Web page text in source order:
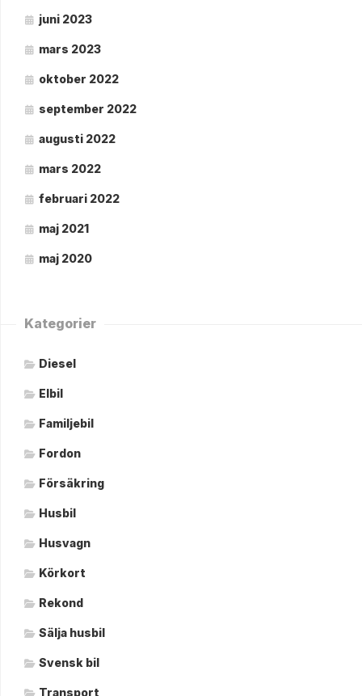
juni 2023
mars 2023
oktober 2022
september 2022
augusti 2022
mars 2022
februari 2022
maj 2021
maj 2020
Kategorier
Diesel
Elbil
Familjebil
Fordon
Försäkring
Husbil
Husvagn
Körkort
Rekond
Sälja husbil
Svensk bil
Transport